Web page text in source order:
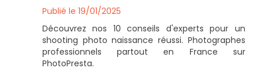
Publié le 19/01/2025
Découvrez nos 10 conseils d'experts pour un
shooting photo naissance réussi. Photographes
professionnels partout en France sur
PhotoPresta.